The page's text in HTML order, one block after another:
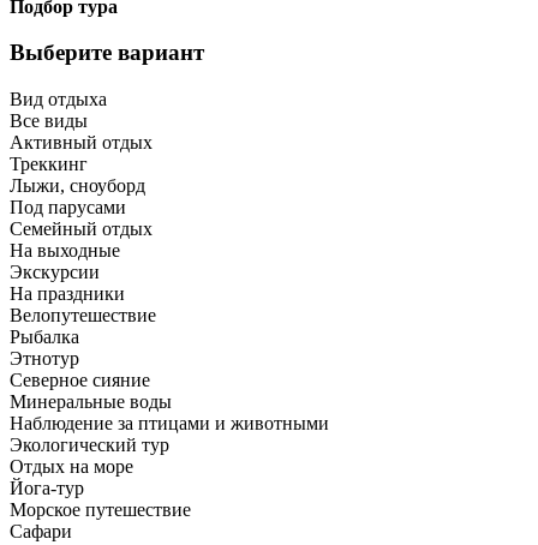
Подбор тура
Выберите вариант
Вид отдыха
Все виды
Активный отдых
Треккинг
Лыжи, сноуборд
Под парусами
Семейный отдых
На выходные
Экскурсии
На праздники
Велопутешествие
Рыбалка
Этнотур
Северное сияние
Минеральные воды
Наблюдение за птицами и животными
Экологический тур
Отдых на море
Йога-тур
Морское путешествие
Сафари